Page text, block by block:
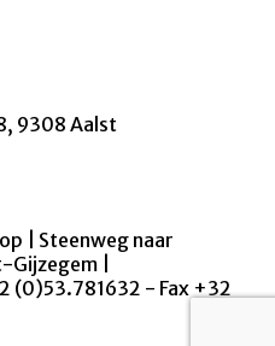
9308 Aalst
| Steenweg naar
|
(0)53.781632 - Fax +32